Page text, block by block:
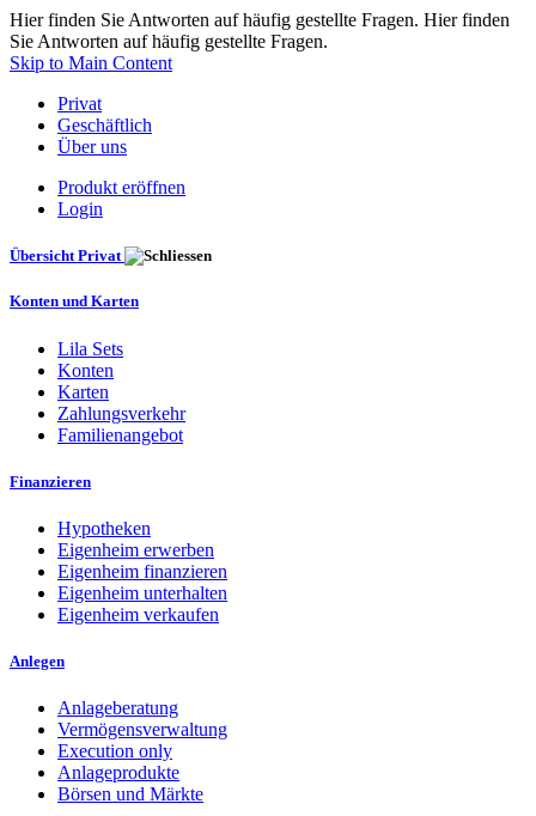
Hier finden Sie Antworten auf häufig gestellte Fragen. Hier finden
Sie Antworten auf häufig gestellte Fragen.
Skip to Main Content
Privat
Geschäftlich
Über uns
Produkt eröffnen
Login
Übersicht Privat
Konten und Karten
Lila Sets
Konten
Karten
Zahlungsverkehr
Familienangebot
Finanzieren
Hypotheken
Eigenheim erwerben
Eigenheim finanzieren
Eigenheim unterhalten
Eigenheim verkaufen
Anlegen
Anlageberatung
Vermögensverwaltung
Execution only
Anlageprodukte
Börsen und Märkte